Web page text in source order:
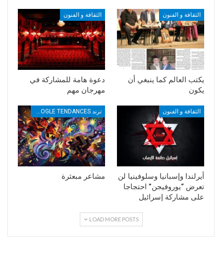
الثقافة و الفنون
يكتب العالم كما ينبغي أن
يكون
الثقافة و الفنون
دعوة هامة للمشاركة في
مهرجان مهم
الثقافة و الفنون
أيرلندا وإسبانيا وسلوفينيا لن
تعرض “يوروفيجن” احتجاجا
على مشاركة إسرائيل
ترند TRENDS GOOGLE TENDANCES
مشاعر مبعثرة
LOAD MORE POSTS